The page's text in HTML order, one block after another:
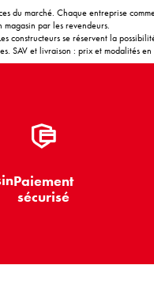
du marché. Chaque entreprise
par les revendeurs.
constructeurs se réservent la
SAV et livraison : prix et modalités en
Paiement
sécurisé